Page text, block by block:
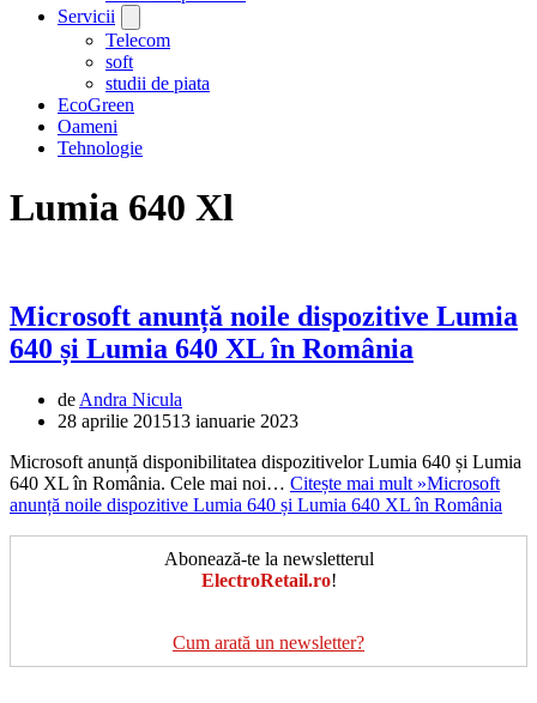
Servicii
Telecom
soft
studii de piata
EcoGreen
Oameni
Tehnologie
Lumia 640 Xl
Microsoft anunță noile dispozitive Lumia
640 și Lumia 640 XL în România
de Andra Nicula
28 aprilie 201513 ianuarie 2023
Microsoft anunță disponibilitatea dispozitivelor Lumia 640 și Lumia
640 XL în România. Cele mai noi… Citește mai mult »Microsoft
anunță noile dispozitive Lumia 640 și Lumia 640 XL în România
Abonează-te la newsletterul
ElectroRetail.ro!
Cum arată un newsletter?